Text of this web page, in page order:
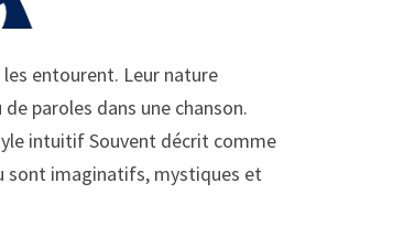
entourent. Leur nature
paroles dans une chanson.
intuitif Souvent décrit comme
sont imaginatifs, mystiques et